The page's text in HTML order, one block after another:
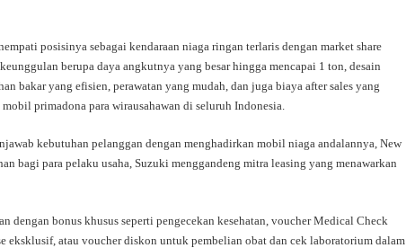
posisinya sebagai kendaraan niaga ringan terlaris dengan market share
berupa daya angkutnya yang besar hingga mencapai 1 ton, desain
bakar yang efisien, perawatan yang mudah, dan juga biaya after sales yang
primadona para wirausahawan di seluruh Indonesia.
kebutuhan pelanggan dengan menghadirkan mobil niaga andalannya, New
bagi para pelaku usaha, Suzuki menggandeng mitra leasing yang menawarkan
dengan bonus khusus seperti pengecekan kesehatan, voucher Medical Check
eksklusif, atau voucher diskon untuk pembelian obat dan cek laboratorium dalam